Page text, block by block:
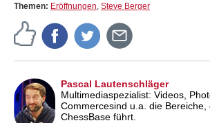
Themen: Eröffnungen, Steve Berger
Pascal Lautenschläger
Multimediaspezialist: Videos,
Commercesind u.a. die Bereiche,
ChessBase führt.